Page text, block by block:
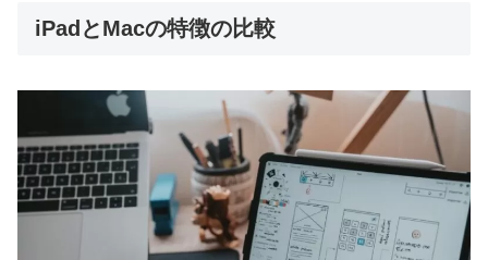
iPadとMacの特徴の比較